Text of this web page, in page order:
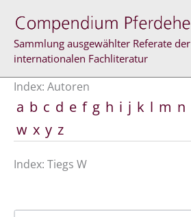
Inhalt
springen
Sammlung ausgewählter Referate der
internationalen Fachliteratur
Index: Autoren
a b c d e f g h i j k l m n
w x y z
Index: Tiegs W